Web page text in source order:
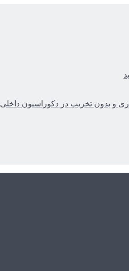
و بدون تخریب در دکوراسیون داخلی